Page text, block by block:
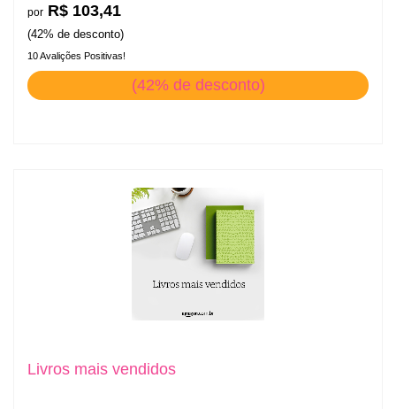
por R$ 103,41
(42% de desconto)
10 Avalições Positivas!
(42% de desconto)
Livros mais vendidos